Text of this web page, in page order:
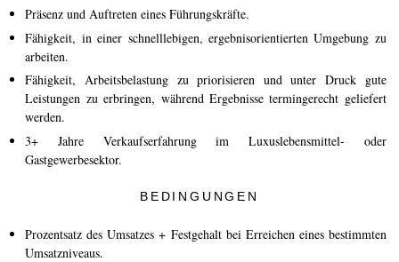
Präsenz und Auftreten eines Führungskräfte.
Fähigkeit, in einer schnelllebigen, ergebnisorientierten Umgebung zu
arbeiten.
Fähigkeit, Arbeitsbelastung zu priorisieren und unter Druck gute
Leistungen zu erbringen, während Ergebnisse termingerecht geliefert
werden.
3+ Jahre Verkaufserfahrung im Luxuslebensmittel- oder
Gastgewerbesektor.
BEDINGUNGEN
Prozentsatz des Umsatzes + Festgehalt bei Erreichen eines bestimmten
Umsatzniveaus.